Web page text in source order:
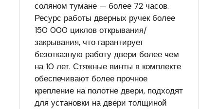
соляном тумане — более 72 часов.
Ресурс работы дверных ручек более
150 000 циклов открывания/
закрывания, что гарантирует
безотказную работу двери более чем
на 10 лет. Стяжные винты в комплекте
обеспечивают более прочное
крепление на полотне двери, подходят
для установки на двери толщиной